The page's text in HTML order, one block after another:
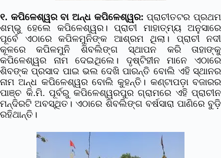
୧. କପିଳେଶ୍ୱର ବା ଅନ୍ଧ କପିଳେଶ୍ୱର: ପ୍ରାଚୀତଟର ପ୍ରଥମ
ଶମ୍ଭୁ ହେଲେ କପିଳେଶ୍ୱର। ପ୍ରାଚୀ ମାହାତ୍ମ୍ୟ ଅନୁସାରେ
ପୂର୍ବେ ଏଠାରେ କପିଳମୁନିଙ୍କ ଆଶ୍ରମ ଥିଲା। ପ୍ରାଚୀ ନଦୀ
କୂଳରେ କପିଳମୁନି ଶିବଲିଙ୍ଗ ସ୍ଥାପନ କରି ତାହାଙ୍କୁ
କପିଳେଶ୍ୱର ନାମ ଦେଇଥିଲେ। ଦୃଷ୍ଟିହୀନ ମାନେ ଏଠାରେ
ଶିବଙ୍କ ପ୍ରସାଦ ପାଇ ଭଲ ଦେଖି ପାରନ୍ତି ବୋଲି ଏହି ସ୍ଥାନର
ନାମ ଅନ୍ଧ କପିଳେଶ୍ୱର ବୋଲି କୁହନ୍ତି। କଣ୍ଟାପଡ଼ା ବଜାରର
ପାଞ୍ଚ କି.ମି. ପୂର୍ବରୁ କପିଳେଶ୍ୱରପୁର ଗ୍ରାମରେ ଏହି ପ୍ରାଚୀନ
ମନ୍ଦିରଟି ଅବସ୍ଥିତ। ଏଠାରେ ଶିବଲିଙ୍ଗ ବର୍ଷସାରା ପାଣିରେ ବୁଡ଼ି
ରହିଥାନ୍ତି।